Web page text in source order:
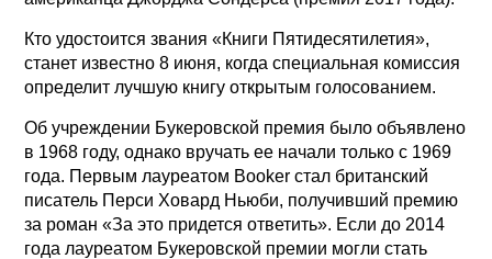
Кто удостоится звания «Книги Пятидесятилетия»,
станет известно 8 июня, когда специальная комиссия
определит лучшую книгу открытым голосованием.
Об учреждении Букеровской премия было объявлено
в 1968 году, однако вручать ее начали только с 1969
года. Первым лауреатом Booker стал британский
писатель Перси Ховард Ньюби, получивший премию
за роман «За это придется ответить». Если до 2014
года лауреатом Букеровской премии могли стать